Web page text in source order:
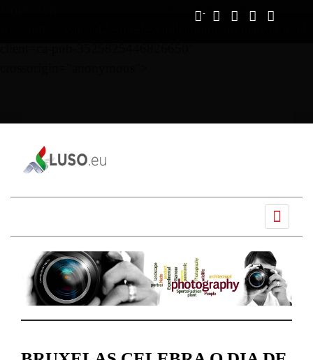
Ano
Mês
Próximo
Próximo